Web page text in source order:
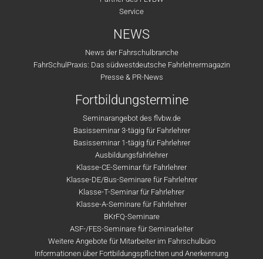
Service
NEWS
News der Fahrschulbranche
FahrSchulPraxis: Das südwestdeutsche Fahrlehrermagazin
Presse & PR-News
Fortbildungstermine
Seminarangebot des flvbw.de
Basisseminar 3-tägig für Fahrlehrer
Basisseminar 1-tägig für Fahrlehrer
Ausbildungsfahrlehrer
Klasse-CE-Seminar für Fahrlehrer
Klasse-DE/Bus-Seminare für Fahrlehrer
Klasse-T-Seminar für Fahrlehrer
Klasse-A-Seminare für Fahrlehrer
BKrFQ-Seminare
ASF-/FES-Seminare für Seminarleiter
Weitere Angebote für Mitarbeiter im Fahrschulbüro
Informationen über Fortbildungspflichten und Anerkennung